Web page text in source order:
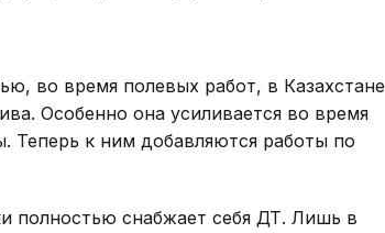
во время полевых работ, в Казахстане
Особенно она усиливается во время
Теперь к ним добавляются работы по
полностью снабжает себя ДТ. Лишь в